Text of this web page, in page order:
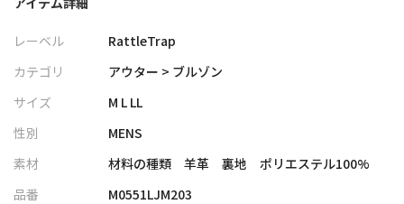
マるスタンドカラーライダース。
時代と共に変化し続けるライフスタイルにおいてリアルに共存す
ることができるタウンウェア。
『ワーク』『ミリタリー』『デニム』をベースに素材とディティ
ールにこだわりを持ちながら今を表現。
レーベル
RattleTrap
カテゴリ
アウター > ブルゾン
サイズ
M L LL
性別
MENS
素材
材料の種類 羊革 裏地 ポリエステル100%
品番
M0551LJM203